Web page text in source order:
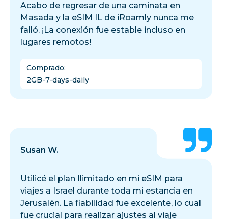
Acabo de regresar de una caminata en
Masada y la eSIM IL de iRoamly nunca me
falló. ¡La conexión fue estable incluso en
lugares remotos!
Comprado:
2GB-7-days-daily
Susan W.
Utilicé el plan Ilimitado en mi eSIM para
viajes a Israel durante toda mi estancia en
Jerusalén. La fiabilidad fue excelente, lo cual
fue crucial para realizar ajustes al viaje